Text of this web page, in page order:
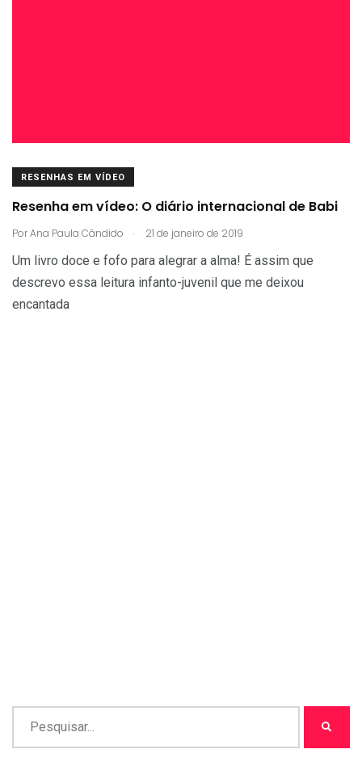
RESENHAS EM VÍDEO
Resenha em vídeo: O diário internacional de Babi
PorAna Paula Cândido . 21 de janeiro de 2019
Um livro doce e fofo para alegrar a alma! É assim que
descrevo essa leitura infanto-juvenil que me deixou
encantada